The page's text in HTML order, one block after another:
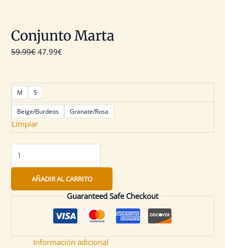
Conjunto Marta
59.99€ 47.99€
M S
Beige/Burdeos Granate/Rosa
Limpiar
AÑADIR AL CARRITO
Guaranteed Safe Checkout
Información adicional